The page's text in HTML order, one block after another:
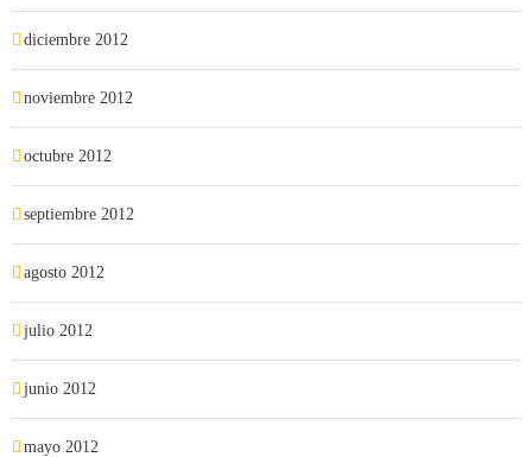
diciembre 2012
noviembre 2012
octubre 2012
septiembre 2012
agosto 2012
julio 2012
junio 2012
mayo 2012